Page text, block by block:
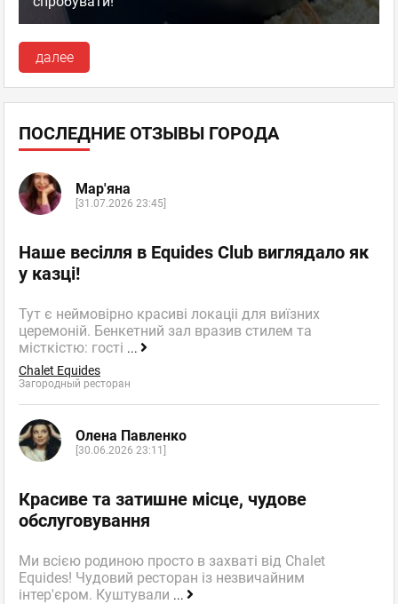
далее
ПОСЛЕДНИЕ ОТЗЫВЫ ГОРОДА
Мар'яна
[31.07.2026 23:45]
Наше весілля в Equides Club виглядало як
у казці!
Тут є неймовірно красиві локаціі для виїзних
церемоній. Бенкетний зал вразив стилем та
місткістю: гості ...
Chalet Equides
Загородный ресторан
Олена Павленко
[30.06.2026 23:11]
Красиве та затишне місце, чудове
обслуговування
Ми всією родиною просто в захваті від Chalet
Equides! Чудовий ресторан із незвичайним
інтер'єром. Куштували ...